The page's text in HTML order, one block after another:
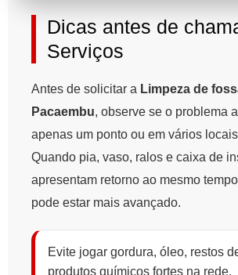
Dicas antes de
Serviços
Antes de solicitar a Limpeza de
Pacaembu, observe se o problema
apenas um ponto ou em vários
Quando pia, vaso, ralos e caixa de
apresentam retorno ao mesmo
pode estar mais avançado.
Evite jogar gordura, óleo, restos
produtos químicos fortes na rede.